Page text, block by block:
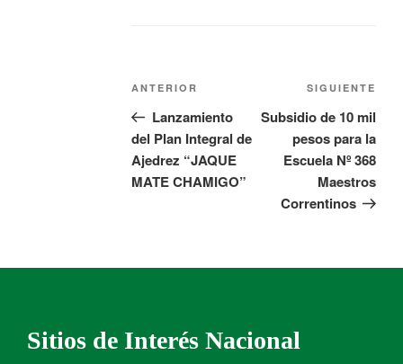
ANTERIOR
Lanzamiento
del Plan Integral de
Ajedrez “JAQUE
MATE CHAMIGO”
SIGUIENTE
Subsidio de 10 mil
pesos para la
Escuela Nº 368
Maestros
Correntinos
Sitios de Interés Nacional